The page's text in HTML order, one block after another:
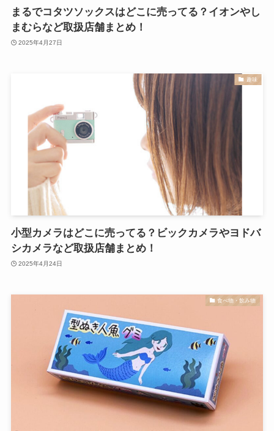
まるでコタツソックスはどこに売ってる？イオンやし
まむらなど取扱店舗まとめ！
2025年4月27日
趣味
小型カメラはどこに売ってる？ビックカメラやヨドバ
シカメラなど取扱店舗まとめ！
2025年4月24日
食べ物・飲み物